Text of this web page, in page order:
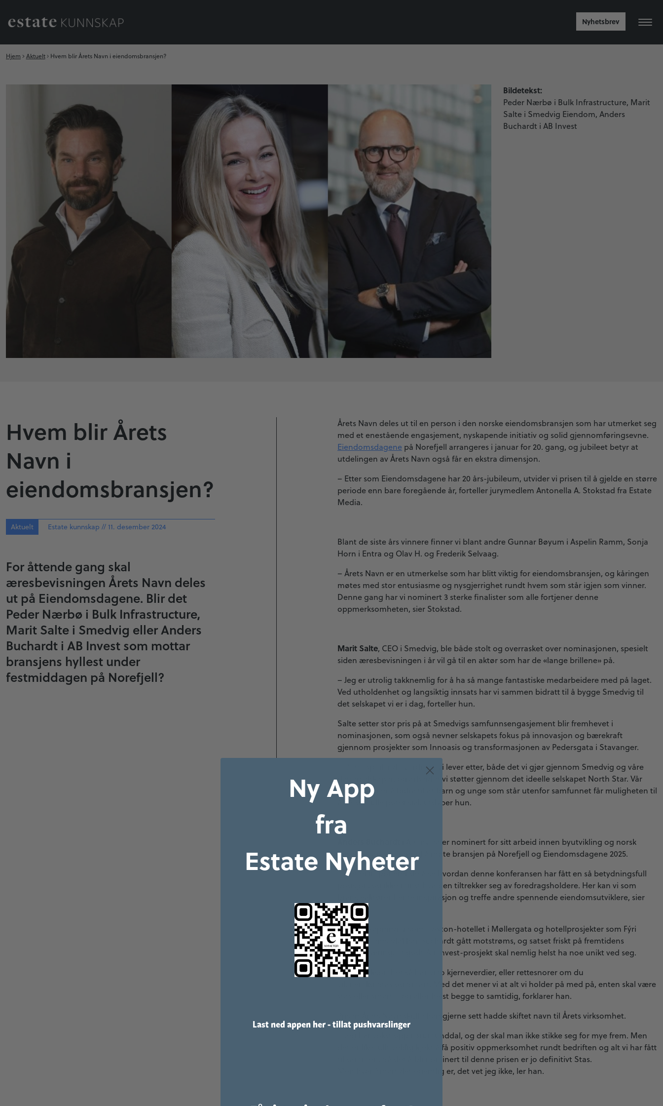
Nyhetsbrev
Hjem Aktuelt Hvem blir Årets Navn i eiendomsbransjen?
Bildetekst:
Peder Nærbø i Bulk Infrastructure, Marit
Salte i Smedvig Eiendom, Anders
Buchardt i AB Invest
Hvem blir Årets
Navn i
eiendomsbransjen?
Aktuelt Estate kunnskap // 11. desember 2024
For åttende gang skal
æresbevisningen Årets Navn deles
ut på Eiendomsdagene. Blir det
Peder Nærbø i Bulk Infrastructure,
Marit Salte i Smedvig eller Anders
Buchardt i AB Invest som mottar
bransjens hyllest under
festmiddagen på Norefjell?
Årets Navn deles ut til en person i den norske eiendomsbransjen som har utmerket seg
med et enestående engasjement, nyskapende initiativ og solid gjennomføringsevne.
Eiendomsdagene på Norefjell arrangeres i januar for 20. gang, og jubileet betyr at
utdelingen av Årets Navn også får en ekstra dimensjon.
– Etter som Eiendomsdagene har 20 års-jubileum, utvider vi prisen til å gjelde en større
periode enn bare foregående år, forteller jurymedlem Antonella A. Stokstad fra Estate
Media.
Blant de siste års vinnere finner vi blant andre Gunnar Bøyum i Aspelin Ramm, Sonja
Horn i Entra og Olav H. og Frederik Selvaag.
– Årets Navn er en utmerkelse som har blitt viktig for eiendomsbransjen, og kåringen
møtes med stor entusiasme og nysgjerrighet rundt hvem som står igjen som vinner.
Denne gang har vi nominert 3 sterke finalister som alle fortjener denne
oppmerksomheten, sier Stokstad.
Marit Salte, CEO i Smedvig, ble både stolt og overrasket over nominasjonen, spesielt
siden æresbevisningen i år vil gå til en aktør som har de «lange brillene» på.
– Jeg er utrolig takknemlig for å ha så mange fantastiske medarbeidere med på laget.
Ved utholdenhet og langsiktig innsats har vi sammen bidratt til å bygge Smedvig til
det selskapet vi er i dag, forteller hun.
Salte setter stor pris på at Smedvigs samfunnsengasjement blir fremhevet i
nominasjonen, som også nevner selskapets fokus på innovasjon og bærekraft
gjennom prosjekter som Innoasis og transformasjonen av Pedersgata i Stavanger.
– Dette speiler de verdiene vi lever etter, både det vi gjør gjennom Smedvig og våre
datterselskaper, og arbeidet vi støtter gjennom det ideelle selskapet North Star. Vår
målsetning er å bidra til at barn og unge som står utenfor samfunnet får muligheten til
å nå sitt fulle potensial, utdyper hun.
i AB Invest er nominert for sitt arbeid innen byutvikling og norsk
reiseliv. Han ser frem til å møte bransjen på Norefjell og Eiendomsdagene 2025.
– Det er imponerende å se hvordan denne konferansen har fått en så betydningsfull
posisjon, og ikke minst hva den tiltrekker seg av foredragsholdere. Her kan vi som
bransjeaktører hente inspirasjon og treffe andre spennende eiendomsutviklere, sier
han.
Med nyskapninger som Hoxton-hotellet i Møllergata og hotellprosjekter som Fýri
Resort i Hemsedal har Buchardt gått motstrøms, og satset friskt på fremtidens
reiselivsnæring. Et godt AB Invest-prosjekt skal nemlig helst ha noe unikt ved seg.
– I vår virksomhet så har vi to kjerneverdier, eller rettesnorer om du
vil; nemlig Stas og Smart. Med det mener vi at alt vi holder på med på, enten skal være
stas eller smart – og aller helst begge to samtidig, forklarer han.
Prisen Årets Navn skulle han gjerne sett hadde skiftet navn til Årets virksomhet.
– Jeg har vokst opp i Brumunddal, og der skal man ikke stikke seg for mye frem. Men
det er like fullt veldig kjekt å få positiv oppmerksomhet rundt bedriften og alt vi har fått
til sammen. Så det å bli nominert til denne prisen er jo definitivt Stas.
Men hvor Smart det egentlig er, det vet jeg ikke, ler han.
Ny App
fra
Estate Nyheter
Last ned appen her - tillat pushvarslinger